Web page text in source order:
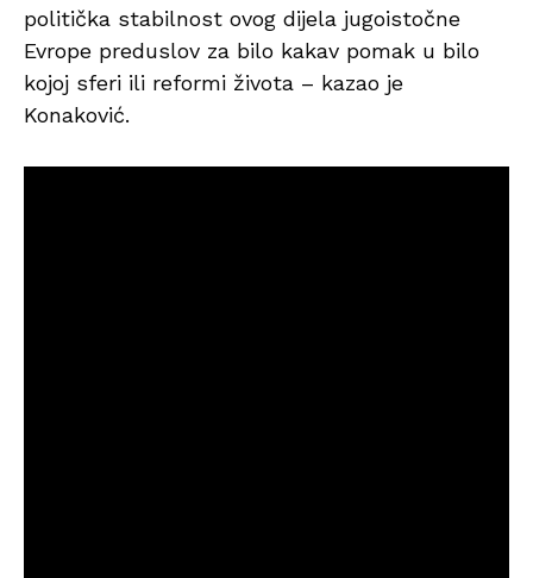
politička stabilnost ovog dijela jugoistočne
Evrope preduslov za bilo kakav pomak u bilo
kojoj sferi ili reformi života – kazao je
Konaković.